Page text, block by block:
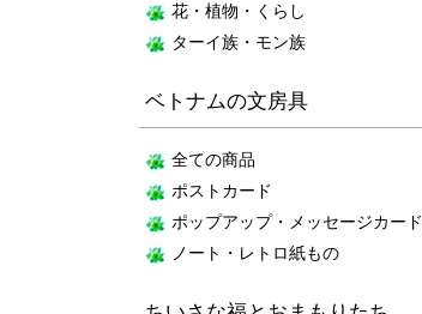
花・植物・くらし
ターイ族・モン族
ベトナムの文房具
全ての商品
ポストカード
ポップアップ・メッセージカード
ノート・レトロ紙もの